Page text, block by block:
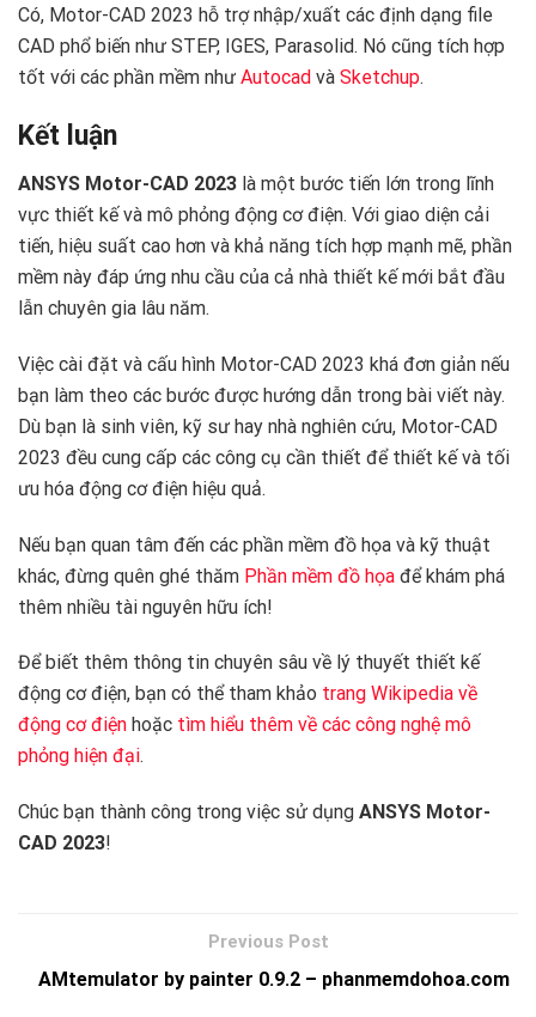
Có, Motor-CAD 2023 hỗ trợ nhập/xuất các định dạng file
CAD phổ biến như STEP, IGES, Parasolid. Nó cũng tích hợp
tốt với các phần mềm như Autocad và Sketchup.
Kết luận
ANSYS Motor-CAD 2023 là một bước tiến lớn trong lĩnh
vực thiết kế và mô phỏng động cơ điện. Với giao diện cải
tiến, hiệu suất cao hơn và khả năng tích hợp mạnh mẽ, phần
mềm này đáp ứng nhu cầu của cả nhà thiết kế mới bắt đầu
lẫn chuyên gia lâu năm.
Việc cài đặt và cấu hình Motor-CAD 2023 khá đơn giản nếu
bạn làm theo các bước được hướng dẫn trong bài viết này.
Dù bạn là sinh viên, kỹ sư hay nhà nghiên cứu, Motor-CAD
2023 đều cung cấp các công cụ cần thiết để thiết kế và tối
ưu hóa động cơ điện hiệu quả.
Nếu bạn quan tâm đến các phần mềm đồ họa và kỹ thuật
khác, đừng quên ghé thăm Phần mềm đồ họa để khám phá
thêm nhiều tài nguyên hữu ích!
Để biết thêm thông tin chuyên sâu về lý thuyết thiết kế
động cơ điện, bạn có thể tham khảo trang Wikipedia về
động cơ điện hoặc tìm hiểu thêm về các công nghệ mô
phỏng hiện đại.
Chúc bạn thành công trong việc sử dụng ANSYS Motor-
CAD 2023!
AMtemulator by painter 0.9.2 – phanmemdohoa.com